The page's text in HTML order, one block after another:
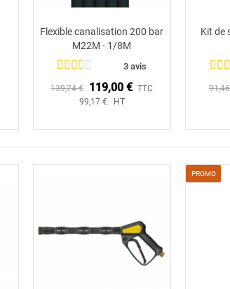
Ajouter au panier
Flexible canalisation 200 bar
M22M - 1/8M
3 avis
139,74 € 119,00 € TTC
99,17 € HT
Kit de
PROMO